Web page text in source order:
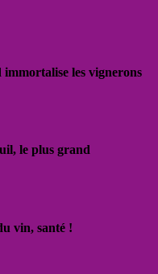
les vignerons
le plus grand
vin, santé !